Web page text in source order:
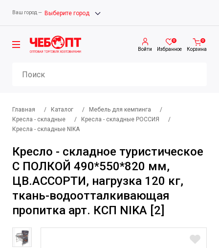
Ваш город — Выберите город
Войти
0
Избранное
0
Корзина
Главная / Каталог / Мебель для кемпинга
/
Кресла - складные
/ Кресла - складные РОССИЯ
/
Кресла - складные NIKA
Кресло - складное туристическое
С ПОЛКОЙ 490*550*820 мм,
ЦВ.АССОРТИ, нагрузка 120 кг,
ткань-водоотталкивающая
пропитка арт. КСП NIKA [2]